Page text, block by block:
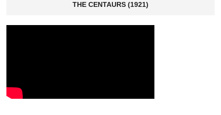
THE CENTAURS (1921)